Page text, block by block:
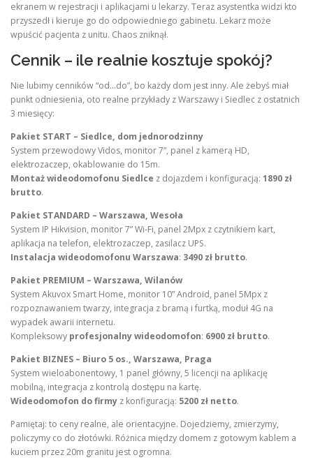
ekranem w rejestracji i aplikacjami u lekarzy. Teraz asystentka widzi kto
przyszedł i kieruje go do odpowiedniego gabinetu. Lekarz może
wpuścić pacjenta z unitu. Chaos zniknął.
Cennik – ile realnie kosztuje spokój?
Nie lubimy cenników “od…do”, bo każdy dom jest inny. Ale żebyś miał
punkt odniesienia, oto realne przykłady z Warszawy i Siedlec z ostatnich
3 miesięcy:
Pakiet START – Siedlce, dom jednorodzinny
System przewodowy Vidos, monitor 7”, panel z kamerą HD,
elektrozaczep, okablowanie do 15m.
Montaż wideodomofonu Siedlce z dojazdem i konfiguracją: 1890 zł
brutto.
Pakiet STANDARD – Warszawa, Wesoła
System IP Hikvision, monitor 7” Wi-Fi, panel 2Mpx z czytnikiem kart,
aplikacja na telefon, elektrozaczep, zasilacz UPS.
Instalacja wideodomofonu Warszawa: 3490 zł brutto.
Pakiet PREMIUM – Warszawa, Wilanów
System Akuvox Smart Home, monitor 10” Android, panel 5Mpx z
rozpoznawaniem twarzy, integracja z bramą i furtką, moduł 4G na
wypadek awarii internetu.
Kompleksowy profesjonalny wideodomofon: 6900 zł brutto.
Pakiet BIZNES – Biuro 5 os., Warszawa, Praga
System wieloabonentowy, 1 panel główny, 5 licencji na aplikację
mobilną, integracja z kontrolą dostępu na kartę.
Wideodomofon do firmy z konfiguracją: 5200 zł netto.
Pamiętaj: to ceny realne, ale orientacyjne. Dojedziemy, zmierzymy,
policzymy co do złotówki. Różnica między domem z gotowym kablem a
kuciem przez 20m granitu jest ogromna.